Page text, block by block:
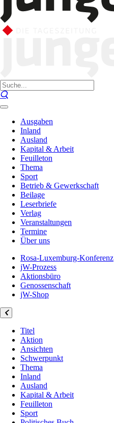
Ausgaben
Inland
Ausland
Kapital & Arbeit
Feuilleton
Thema
Sport
Betrieb & Gewerkschaft
Beilage
Leserbriefe
Verlag
Veranstaltungen
Termine
Über uns
Rosa-Luxemburg-Konferenz
jW-Prozess
Aktionsbüro
Genossenschaft
jW-Shop
Titel
Aktion
Ansichten
Schwerpunkt
Thema
Inland
Ausland
Kapital & Arbeit
Feuilleton
Sport